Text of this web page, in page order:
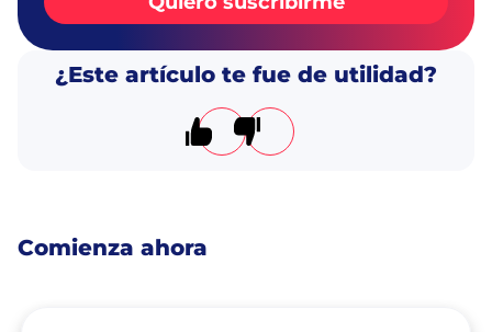
¿Este artículo te fue de utilidad?
El artículo me resultó útil
El artículo no me resultó útil
Comienza ahora